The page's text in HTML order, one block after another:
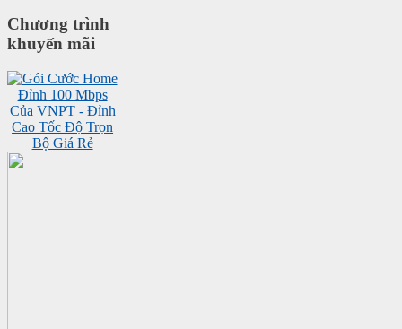
Chương trình
khuyến mãi